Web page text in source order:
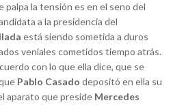
palpa la tensión es en el seno del
a la presidencia del
está siendo sometida a duros
veniales cometidos tiempo atrás.
con lo que ella dice, que se
Pablo Casado depositó en ella su
aparato que preside Mercedes